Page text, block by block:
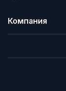
Компания